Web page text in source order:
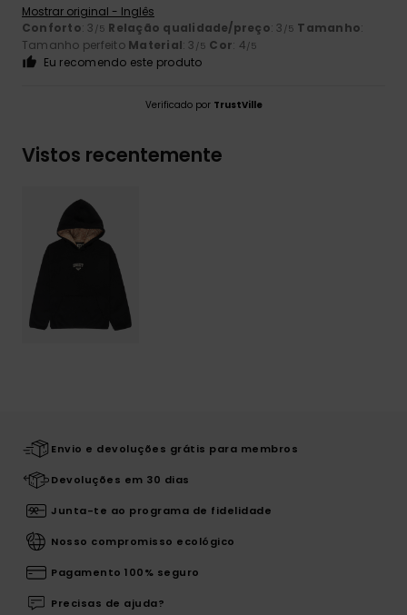
Mostrar original - Inglês
Conforto: 3 /5 Relação qualidade/preço: 3 /5 Tamanho:
Tamanho perfeito Material: 3 /5 Cor: 4/5
Eu recomendo este produto
Verificado por TrustVille
Vistos recentemente
Envio e devoluções grátis para membros
Devoluções em 30 dias
Junta-te ao programa de fidelidade
Nosso compromisso ecológico
Pagamento 100% seguro
Precisas de ajuda?